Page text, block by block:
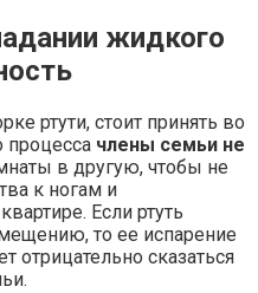
жидкого
ртути, стоит принять во
процесса члены семьи не
в другую, чтобы не
к ногам и
Если ртуть
то ее испарение
отрицательно сказаться